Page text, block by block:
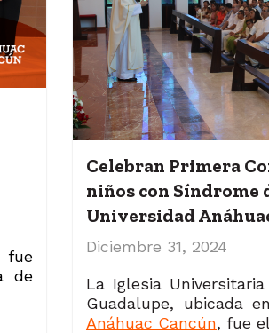
fue
de
Celebran Primera
niños con Síndrome
Universidad
Diciembre 31, 2024
La Iglesia
Guadalupe, ubicada
Anáhuac Cancún, fue